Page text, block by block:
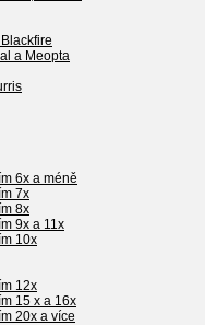
a Meopta
6x a méně
7x
8x
9x a 11x
10x
12x
15 x a 16x
20x a více